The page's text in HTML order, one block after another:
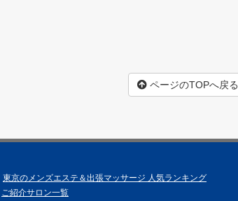
ページのTOPへ戻る
東京のメンズエステ＆出張マッサージ 人気ランキング
ご紹介サロン一覧